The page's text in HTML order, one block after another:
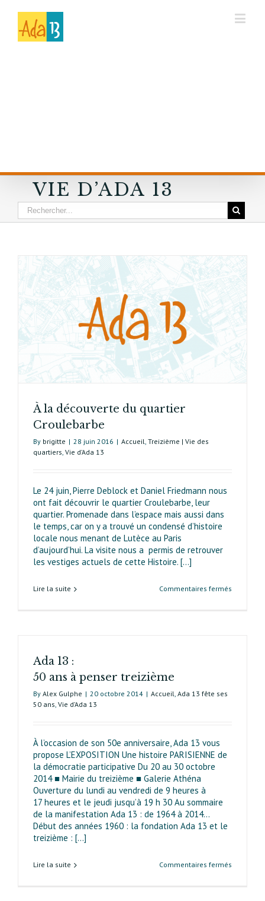
VIE D’ADA 13
À la découverte du quartier
Croulebarbe
By brigitte | 28 juin 2016 | Accueil, Treizième | Vie des
quartiers, Vie d’Ada 13
Le 24 juin, Pierre Deblock et Daniel Friedmann nous
ont fait découvrir le quartier Croulebarbe, leur
quartier. Promenade dans l’espace mais aussi dans
le temps, car on y a trouvé un condensé d’histoire
locale nous menant de Lutèce au Paris
d’aujourd’hui. La visite nous a permis de retrouver
les vestiges actuels de cette Histoire. […]
Lire la suite Commentaires fermés
Ada 13 :
50 ans à penser treizième
By Alex Gulphe | 20 octobre 2014 | Accueil, Ada 13 fête ses
50 ans, Vie d’Ada 13
À l’occasion de son 50e anniversaire, Ada 13 vous
propose L’EXPOSITION Une histoire PARISIENNE de
la démocratie participative Du 20 au 30 octobre
2014 ■ Mairie du treizième ■ Galerie Athéna
Ouverture du lundi au vendredi de 9 heures à
17 heures et le jeudi jusqu’à 19 h 30 Au sommaire
de la manifestation Ada 13 : de 1964 à 2014…
Début des années 1960 : la fondation Ada 13 et le
treizième : [...]
Lire la suite Commentaires fermés